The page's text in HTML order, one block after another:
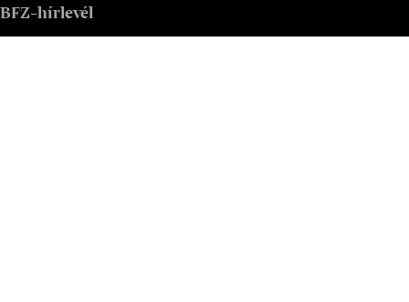
BFZ-hírlevél